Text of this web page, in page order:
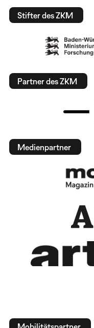
Stifter des ZKM
Partner des ZKM
Medienpartner